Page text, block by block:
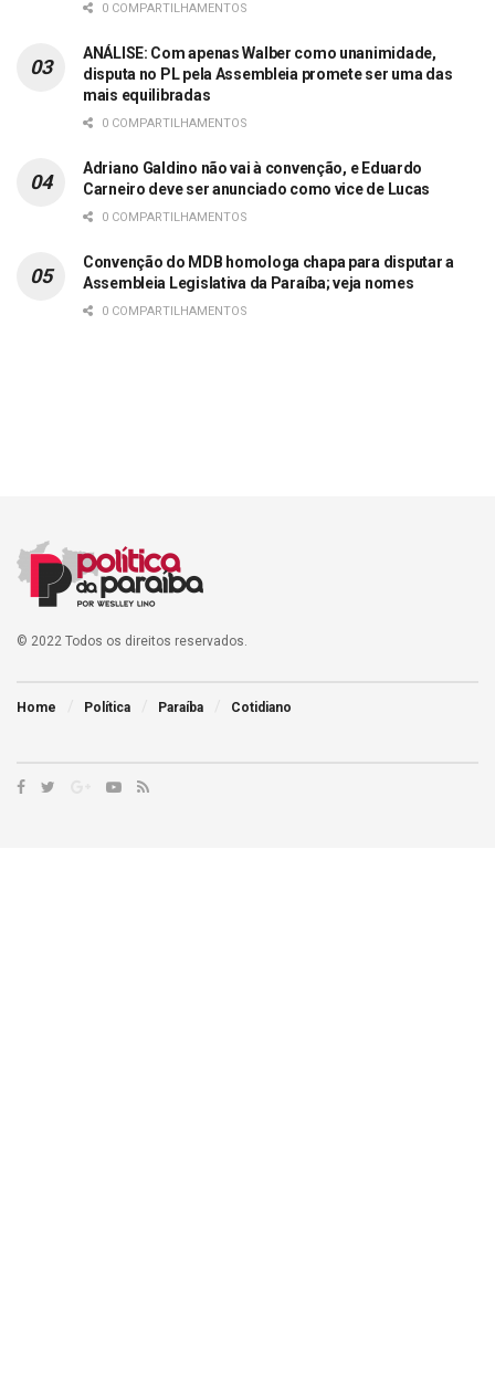
0 COMPARTILHAMENTOS
ANÁLISE: Com apenas Walber como unanimidade,
disputa no PL pela Assembleia promete ser uma das
mais equilibradas
0 COMPARTILHAMENTOS
Adriano Galdino não vai à convenção, e Eduardo
Carneiro deve ser anunciado como vice de Lucas
0 COMPARTILHAMENTOS
Convenção do MDB homologa chapa para disputar a
Assembleia Legislativa da Paraíba; veja nomes
0 COMPARTILHAMENTOS
© 2022 Todos os direitos reservados.
Home Política Paraíba Cotidiano